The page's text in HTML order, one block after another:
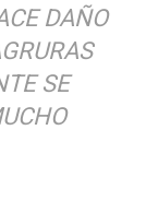
DAÑO
SE